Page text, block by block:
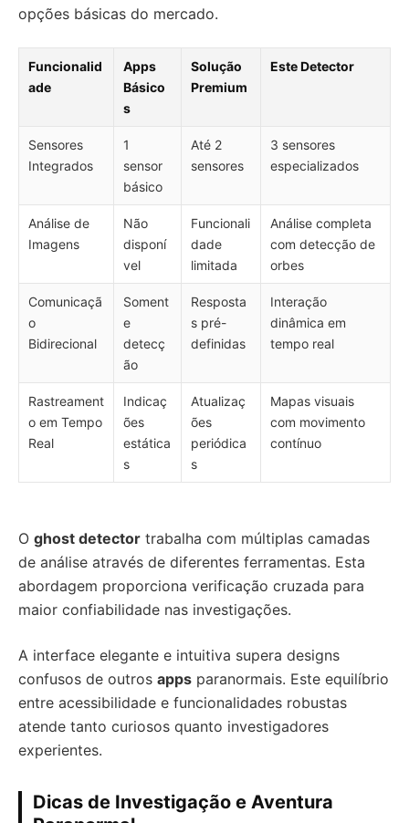
opções básicas do mercado.
Funcionalid
ade
Apps
Básico
s
Solução
Premium
Este Detector
Sensores
Integrados
1
sensor
básico
Até 2
sensores
3 sensores
especializados
Análise de
Imagens
Não
disponí
vel
Funcionali
dade
limitada
Análise completa
com detecção de
orbes
Comunicaçã
o
Bidirecional
Soment
e
detecç
ão
Resposta
s pré-
definidas
Interação
dinâmica em
tempo real
Rastreament
o em Tempo
Real
Indicaç
ões
estática
s
Atualizaç
ões
periódica
s
Mapas visuais
com movimento
contínuo
O ghost detector trabalha com múltiplas camadas
de análise através de diferentes ferramentas. Esta
abordagem proporciona verificação cruzada para
maior confiabilidade nas investigações.
A interface elegante e intuitiva supera designs
confusos de outros apps paranormais. Este equilíbrio
entre acessibilidade e funcionalidades robustas
atende tanto curiosos quanto investigadores
experientes.
Dicas de Investigação e Aventura